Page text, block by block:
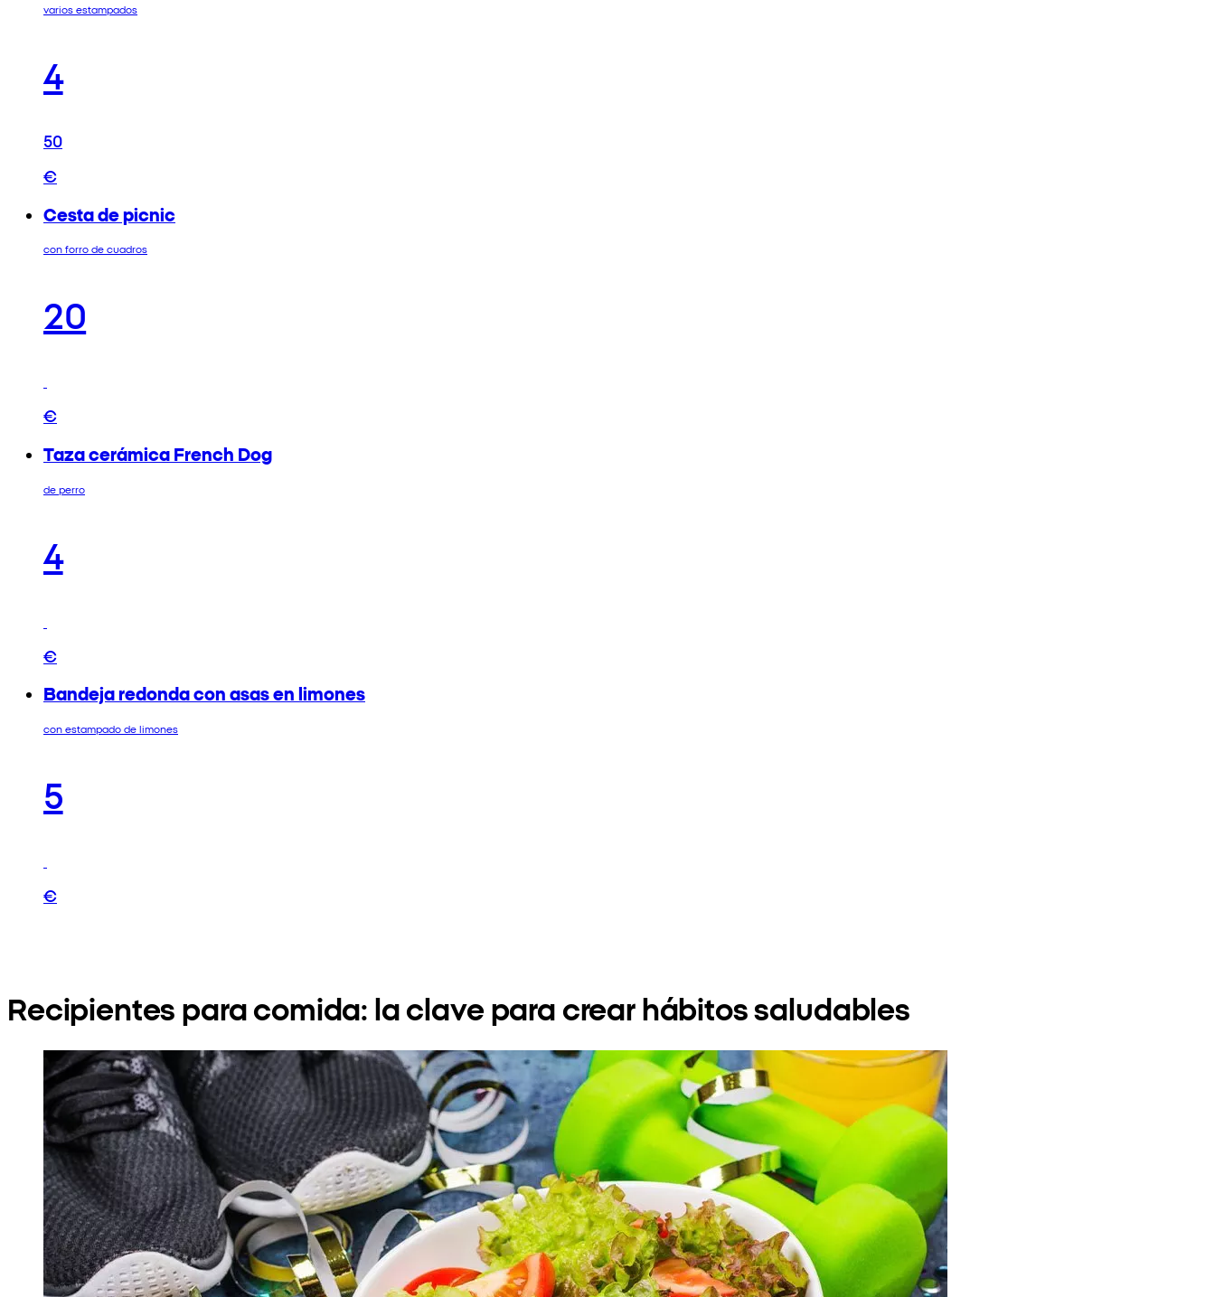
varios estampados
4
50
€
Cesta de picnic
con forro de cuadros
20
€
Taza cerámica French Dog
de perro
4
€
Bandeja redonda con asas en limones
con estampado de limones
5
€
Recipientes para comida: la clave para crear hábitos saludables